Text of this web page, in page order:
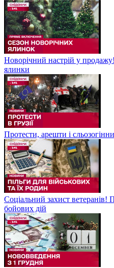
Новорічний настрій у
ялинки
Протести, арешти і
Соціальний захист ветеранів!
бойових дій